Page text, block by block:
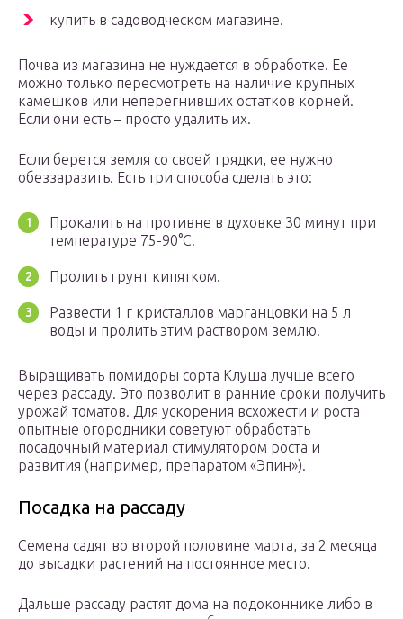
купить в садоводческом магазине.
Почва из магазина не нуждается в обработке. Ее
можно только пересмотреть на наличие крупных
камешков или неперегнивших остатков корней.
Если они есть – просто удалить их.
Если берется земля со своей грядки, ее нужно
обеззаразить. Есть три способа сделать это:
Прокалить на противне в духовке 30 минут при
температуре 75-90°С.
Пролить грунт кипятком.
Развести 1 г кристаллов марганцовки на 5 л
воды и пролить этим раствором землю.
Выращивать помидоры сорта Клуша лучше всего
через рассаду. Это позволит в ранние сроки получить
урожай томатов. Для ускорения всхожести и роста
опытные огородники советуют обработать
посадочный материал стимулятором роста и
развития (например, препаратом «Эпин»).
Посадка на рассаду
Семена садят во второй половине марта, за 2 месяца
до высадки растений на постоянное место.
Дальше рассаду растят дома на подоконнике либо в